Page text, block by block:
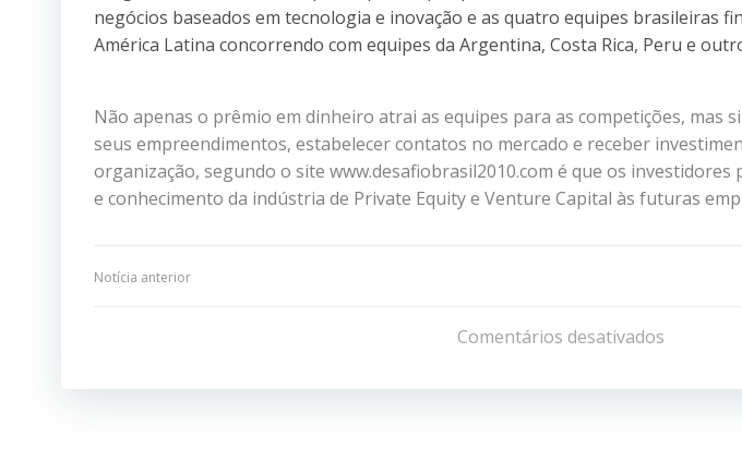
negócios baseados em tecnologia e inovação e as quatro equipes brasileiras
América Latina concorrendo com equipes da Argentina, Costa Rica, Peru e
Não apenas o prêmio em dinheiro atrai as equipes para as competições, mas
seus empreendimentos, estabelecer contatos no mercado e receber
organização, segundo o site www.desafiobrasil2010.com é que os
e conhecimento da indústria de Private Equity e Venture Capital às futuras
Navegação
Post
Notícia anterior
de
Post
Comentários desativados